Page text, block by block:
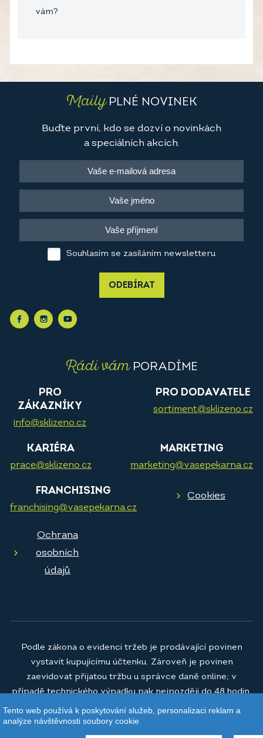
vám?
MailyPLNÉ NOVINEK
Buďte první, kdo se dozví o novinkách
a speciálních akcích.
Souhlasím se zasíláním newsletteru
ODEBÍRAT
Rádi vámPORADÍME
PRO
ZÁKAZNÍKY
info@sklizeno.cz
PRO DODAVATELE
sortiment@sklizeno.cz
KARIÉRA
prace@sklizeno.cz
MARKETING
marketing@vasepekarna.cz
FRANCHISING
franchising@vasepekarna.cz
Cookies
Ochrana
osobních
údajů
© 2026Vaše pekárna a.s.
Podle zákona o evidenci tržeb je prodávající povinen
vystavit kupujícímu účtenku. Zároveň je povinen
zaevidovat přijatou tržbu u správce daně online; v
případě technického výpadku pak nejpozději do 48 hodin.
Tento web používá k poskytování služeb, personalizaci reklam a
analýze návštěvnosti soubory cookie